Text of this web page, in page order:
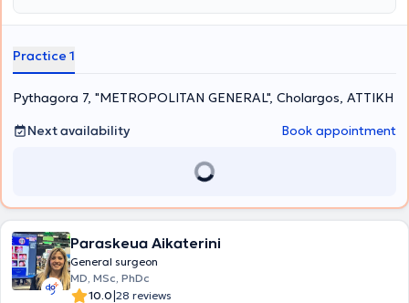
Practice 1
Pythagora 7, "METROPOLITAN GENERAL", Cholargos, ΑΤΤΙΚΗ
Next availability
Book appointment
Paraskeua Aikaterini
General surgeon
MD, MSc, PhDc
10.0|28 reviews